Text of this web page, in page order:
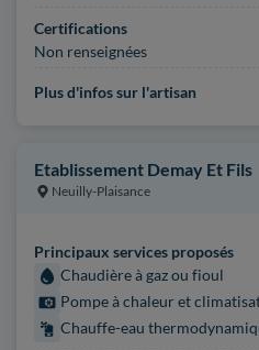
Certifications
Non renseignées
Plus d'infos sur l'artisan
Etablissement Demay Et Fils
Neuilly-Plaisance
Principaux services proposés
Chaudière à gaz ou fioul
Pompe à chaleur et
Chauffe-eau